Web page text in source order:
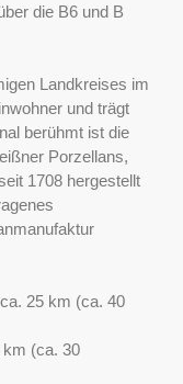
die B6 und B
Landkreises im
und trägt
berühmt ist die
Porzellans,
1708 hergestellt
25 km (ca. 40
km (ca. 30